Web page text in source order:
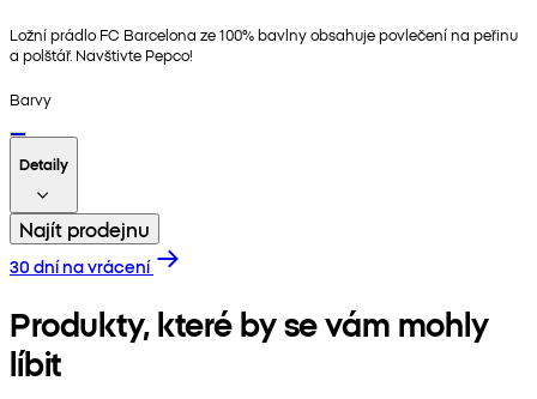
Ložní prádlo FC Barcelona ze 100% bavlny obsahuje povlečení na peřinu
a polštář. Navštivte Pepco!
Barvy
Detaily
Najít prodejnu
30 dní na vrácení
Produkty, které by se vám mohly
líbit